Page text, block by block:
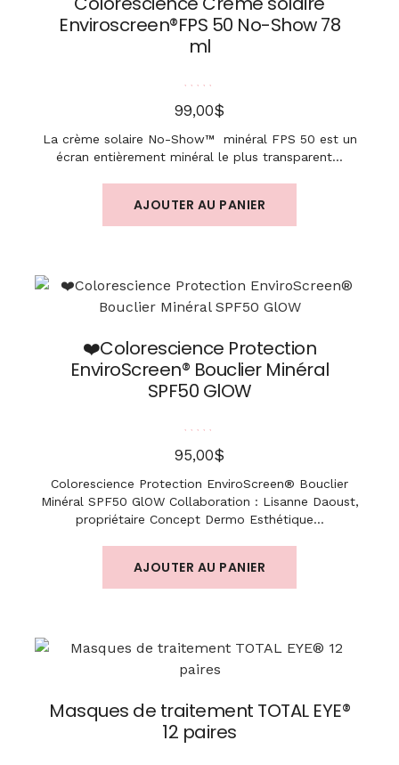
Enviroscreen®FPS 50 No-Show 78
ml
99,00$
La crème solaire No-Show™ minéral FPS 50 est un
écran entièrement minéral le plus transparent…
AJOUTER AU PANIER
❤️Colorescience Protection
EnviroScreen® Bouclier Minéral
SPF50 GlOW
95,00$
Colorescience Protection EnviroScreen® Bouclier
Minéral SPF50 GlOW Collaboration : Lisanne Daoust,
propriétaire Concept Dermo Esthétique…
AJOUTER AU PANIER
Masques de traitement TOTAL EYE®
12 paires